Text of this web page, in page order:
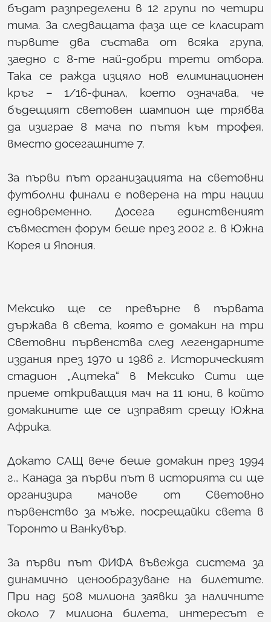
бъдат разпределени в 12 групи по четири
тима. За следващата фаза ще се класират
първите два състава от всяка група,
заедно с 8-те най-добри трети отбора.
Така се ражда изцяло нов елиминационен
кръг – 1/16-финал, което означава, че
бъдещият световен шампион ще трябва
да изиграе 8 мача по пътя към трофея,
вместо досегашните 7.
За първи път организацията на световни
футболни финали е поверена на три нации
едновременно. Досега единственият
съвместен форум беше през 2002 г. в Южна
Корея и Япония.
Мексико ще се превърне в първата
държава в света, която е домакин на три
Световни първенства след легендарните
издания през 1970 и 1986 г. Историческият
стадион „Ацтека“ в Мексико Сити ще
приеме откриващия мач на 11 юни, в който
домакините ще се изправят срещу Южна
Африка.
Докато САЩ вече беше домакин през 1994
г., Канада за първи път в историята си ще
организира мачове от Световно
първенство за мъже, посрещайки света в
Торонто и Ванкувър.
За първи път ФИФА въвежда система за
динамично ценообразуване на билетите.
При над 508 милиона заявки за наличните
около 7 милиона билета, интересът е